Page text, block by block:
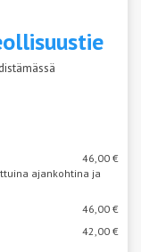
46,00 €
ajankohtina ja
46,00 €
42,00 €